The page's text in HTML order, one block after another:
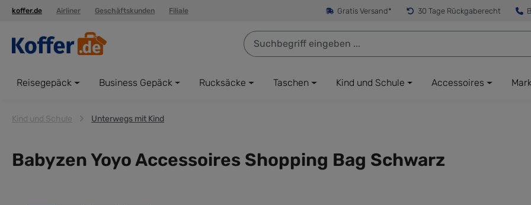
Zur Hauptnavigation springen
koffer.de Airliner Geschäftskunden Filiale Gratis Versand* 30 Tage Rückgaberecht
Reisegepäck Business Gepäck Rucksäcke Taschen Kind und Schule Accessoires
Kind und Schule Unterwegs mit Kind
Babyzen Yoyo Accessoires Shopping Bag Schwarz